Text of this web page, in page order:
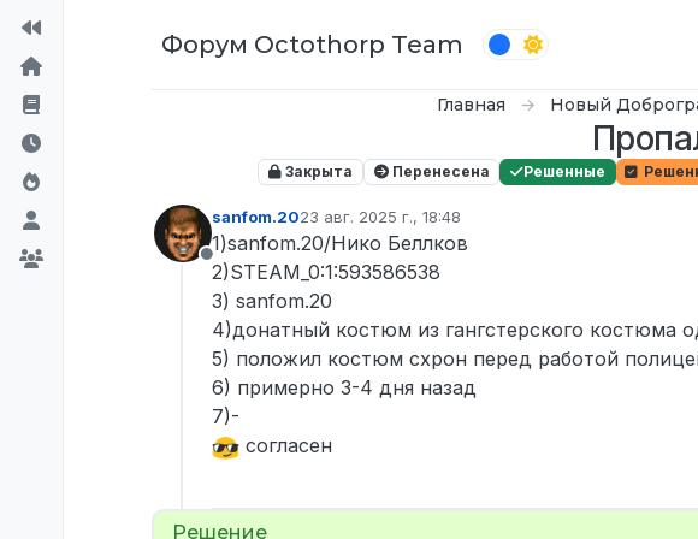
Форум Octothorp Team
Главная Новый
Закрыта Перенесена Решенные
Не в сети
sanfom.2023 авг. 2025 г., 18:48
отредактировано
1)sanfom.20/Нико Беллков
2)STEAM_0:1:593586538
3) sanfom.20
4)донатный костюм из гангстерского костюма
5) положил костюм схрон перед работой
6) примерно 3-4 дня назад
7)-
согласен